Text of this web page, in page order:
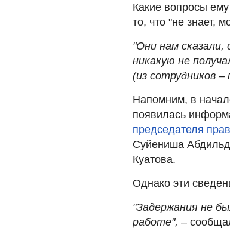
Какие вопросы
то, что "не знает,
"Они нам
никакую не
(из сотрудников –
Напомним, в
появилась
председателя
Суйениша
Куатова.
Однако эти
"Задержания не
работе", –